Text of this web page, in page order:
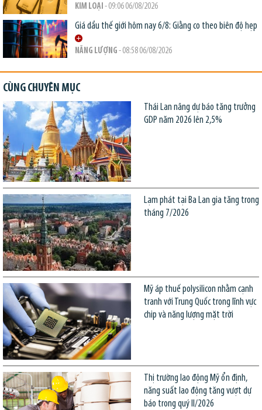
KIM LOẠI - 09:06 06/08/2026
Giá dầu thế giới hôm nay 6/8: Giằng co theo biên độ hẹp
NĂNG LƯỢNG - 08:58 06/08/2026
CÙNG CHUYÊN MỤC
Thái Lan nâng dự báo tăng trưởng
GDP năm 2026 lên 2,5%
Lạm phát tại Ba Lan gia tăng trong
tháng 7/2026
Mỹ áp thuế polysilicon nhằm cạnh
tranh với Trung Quốc trong lĩnh vực
chip và năng lượng mặt trời
Thị trường lao động Mỹ ổn định,
năng suất lao động tăng vượt dự
báo trong quý II/2026